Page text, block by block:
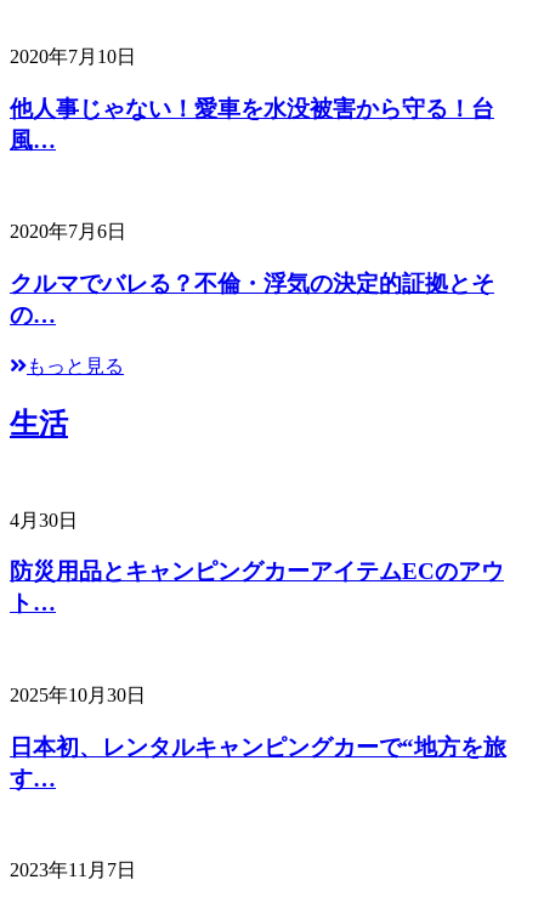
2020年7月10日
他人事じゃない！愛車を水没被害から守る！台
風…
2020年7月6日
クルマでバレる？不倫・浮気の決定的証拠とそ
の…
もっと見る
生活
4月30日
防災用品とキャンピングカーアイテムECのアウ
ト…
2025年10月30日
日本初、レンタルキャンピングカーで“地方を旅
す…
2023年11月7日